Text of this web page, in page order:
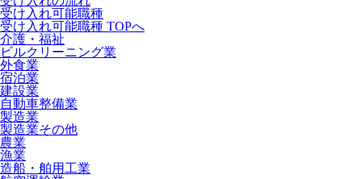
受け入れ可能職種
受け入れ可能職種 TOPへ
介護・福祉
ビルクリーニング業
外食業
宿泊業
建設業
自動車整備業
製造業
製造業その他
農業
漁業
造船・舶用工業